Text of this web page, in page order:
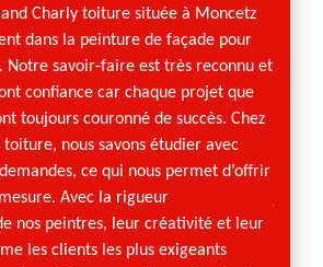
Charly toiture située à Moncetz
dans la peinture de façade pour
Notre savoir-faire est très reconnu et
confiance car chaque projet que
toujours couronné de succès. Chez
nous savons étudier avec
ce qui nous permet d’offrir
Avec la rigueur
nos peintres, leur créativité et leur
les clients les plus exigeants